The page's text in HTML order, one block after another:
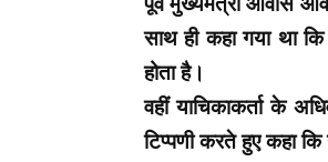
साथ ही कहा गया था
होता है।
वहीं याचिकाकर्ता के
टिप्पणी करते हुए कहा